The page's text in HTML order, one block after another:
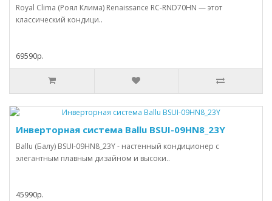
Royal Clima (Роял Клима) Renaissance RC-RND70HN — этот
классический кондици..
69590р.
Инверторная система Ballu BSUI-09HN8_23Y
Ballu (Балу) BSUI-09HN8_23Y - настенный кондиционер с
элегантным плавным дизайном и высоки..
45990р.